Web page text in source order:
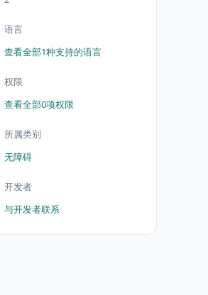
语言
查看全部1种支持的语言
权限
查看全部0项权限
所属类别
无障碍
开发者
与开发者联系